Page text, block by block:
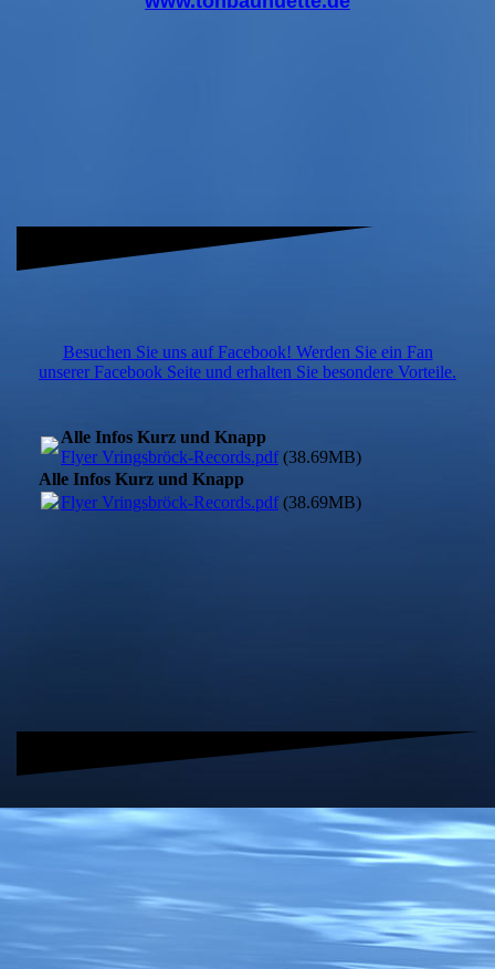
Besuchen Sie uns auf Facebook! Werden Sie ein Fan
unserer Facebook Seite und erhalten Sie besondere Vorteile.
Alle Infos Kurz und Knapp
Flyer Vringsbröck-Records.pdf(38.69MB)
Alle Infos Kurz und Knapp
Flyer Vringsbröck-Records.pdf(38.69MB)